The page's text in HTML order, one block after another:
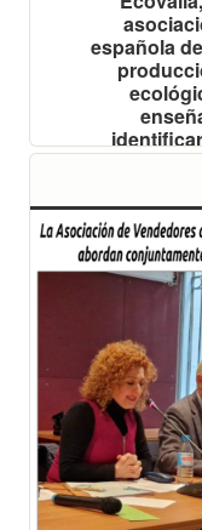
española
que
que
alimentos